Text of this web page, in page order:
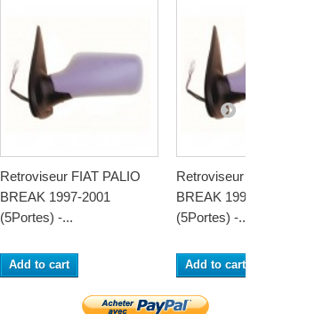
Retroviseur FIAT PALIO
BREAK 1997-2001
(5Portes) -...
Add to cart
Retroviseur FIAT PALIO
BREAK 1997-2001
(5Portes) -...
Add to cart